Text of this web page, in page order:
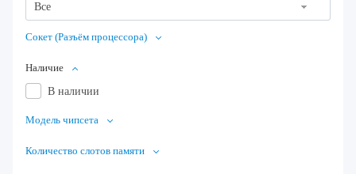
Все
Сокет (Разъём процессора)
Наличие
В наличии
Модель чипсета
Количество слотов памяти